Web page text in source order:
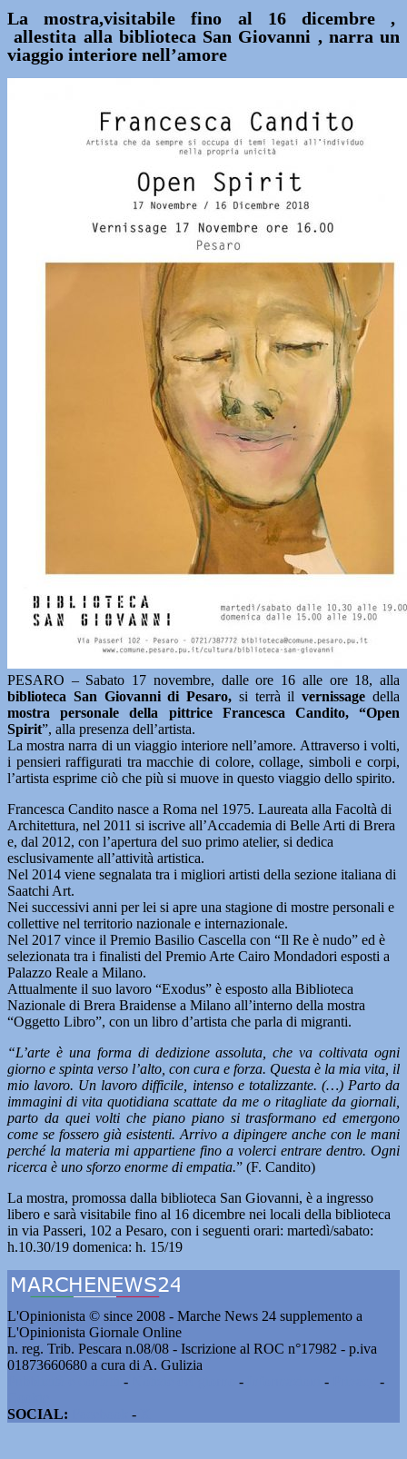
La mostra,visitabile fino al 16 dicembre ,
allestita alla biblioteca San Giovanni , narra un
viaggio interiore nell’amore
PESARO – Sabato 17 novembre, dalle ore 16 alle ore 18, alla
biblioteca San Giovanni di Pesaro, si terrà ilvernissage della
mostra personale della pittrice Francesca Candito, “Open
Spirit”, alla presenza dell’artista.
La mostra narra di un viaggio interiore nell’amore. Attraverso i volti,
i pensieri raffigurati tra macchie di colore, collage, simboli e corpi,
l’artista esprime ciò che più si muove in questo viaggio dello spirito.
Francesca Candito nasce a Roma nel 1975. Laureata alla Facoltà di
Architettura, nel 2011 si iscrive all’Accademia di Belle Arti di Brera
e, dal 2012, con l’apertura del suo primo atelier, si dedica
esclusivamente all’attività artistica.
Nel 2014 viene segnalata tra i migliori artisti della sezione italiana di
Saatchi Art.
Nei successivi anni per lei si apre una stagione di mostre personali e
collettive nel territorio nazionale e internazionale.
Nel 2017 vince il Premio Basilio Cascella con “Il Re è nudo” ed è
selezionata tra i finalisti del Premio Arte Cairo Mondadori esposti a
Palazzo Reale a Milano.
Attualmente il suo lavoro “Exodus” è esposto alla Biblioteca
Nazionale di Brera Braidense a Milano all’interno della mostra
“Oggetto Libro”, con un libro d’artista che parla di migranti.
“L’arte è una forma di dedizione assoluta, che va coltivata ogni
giorno e spinta verso l’alto, con cura e forza. Questa è la mia vita, il
mio lavoro. Un lavoro difficile, intenso e totalizzante. (…) Parto da
immagini di vita quotidiana scattate da me o ritagliate da giornali,
parto da quei volti che piano piano si trasformano ed emergono
come se fossero già esistenti. Arrivo a dipingere anche con le mani
perché la materia mi appartiene fino a volerci entrare dentro. Ogni
ricerca è uno sforzo enorme di empatia.” (F. Candito)
La mostra, promossa dalla biblioteca San Giovanni, è a ingresso
libero e sarà visitabile fino al 16 dicembre nei locali della biblioteca
in via Passeri, 102 a Pesaro, con i seguenti orari: martedì/sabato:
h.10.30/19 domenica: h. 15/19
L'Opinionista © since 2008 - Marche News 24 supplemento a
L'Opinionista Giornale Online
n. reg. Trib. Pescara n.08/08 - Iscrizione al ROC n°17982 - p.iva
01873660680 a cura di A. Gulizia
- - -
-
SOCIAL:
-